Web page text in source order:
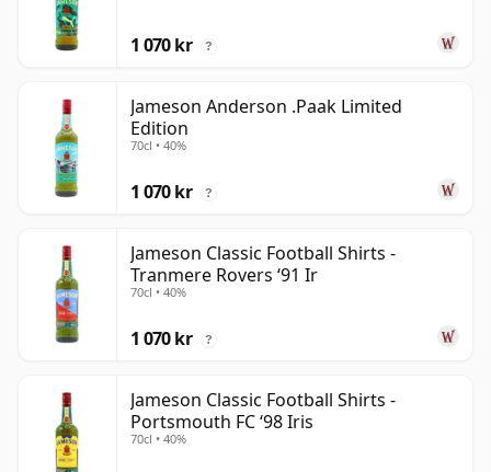
1 070 kr ?
Jameson Anderson .Paak Limited
Edition
70cl • 40%
1 070 kr ?
Jameson Classic Football Shirts -
Tranmere Rovers ‘91 Ir
70cl • 40%
1 070 kr ?
Jameson Classic Football Shirts -
Portsmouth FC ‘98 Iris
70cl • 40%